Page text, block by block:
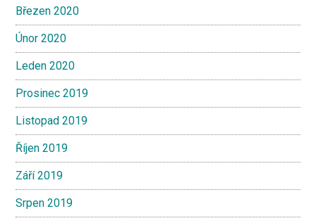
Březen 2020
Únor 2020
Leden 2020
Prosinec 2019
Listopad 2019
Říjen 2019
Září 2019
Srpen 2019